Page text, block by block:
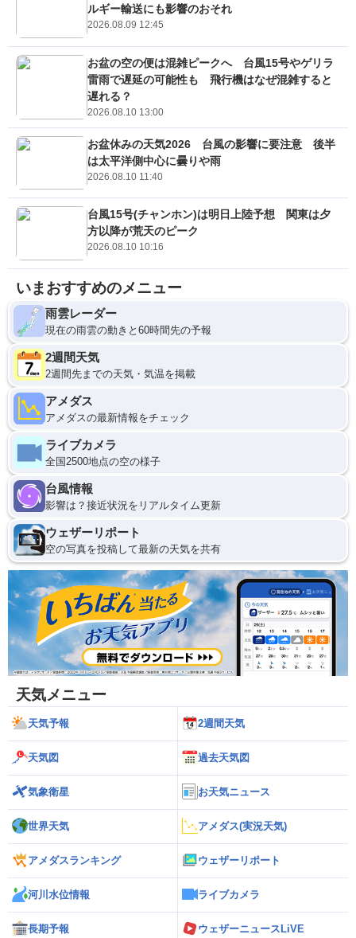
ルギー輸送にも影響のおそれ
2026.08.09 12:45
お盆の空の便は混雑ピークへ 台風15号やゲリラ
雷雨で遅延の可能性も 飛行機はなぜ混雑すると
遅れる？
2026.08.10 13:00
お盆休みの天気2026 台風の影響に要注意 後半
は太平洋側中心に曇りや雨
2026.08.10 11:40
台風15号(チャンホン)は明日上陸予想 関東は夕
方以降が荒天のピーク
2026.08.10 10:16
いまおすすめのメニュー
雨雲レーダー
現在の雨雲の動きと60時間先の予報
2週間天気
2週間先までの天気・気温を掲載
アメダス
アメダスの最新情報をチェック
ライブカメラ
全国2500地点の空の様子
台風情報
影響は？接近状況をリアルタイム更新
ウェザーリポート
空の写真を投稿して最新の天気を共有
天気メニュー
天気予報 2週間天気
天気図 過去天気図
気象衛星 お天気ニュース
世界天気 アメダス(実況天気)
アメダスランキング ウェザーリポート
河川水位情報 ライブカメラ
長期予報 ウェザーニュースLiVE